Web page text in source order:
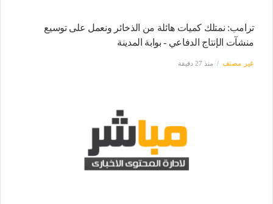
ترامب: نمتلك كميات هائلة من الذخائر ونعمل على توسيع
منشآت الإنتاج الدفاعي - بوابة المدينة
غير مصنف منذ 27 دقيقة